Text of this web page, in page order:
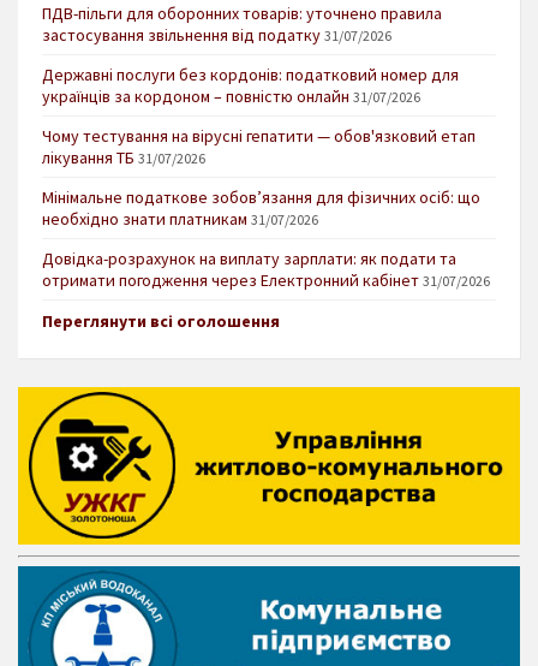
ПДВ-пільги для оборонних товарів: уточнено правила
застосування звільнення від податку 31/07/2026
Державні послуги без кордонів: податковий номер для
українців за кордоном – повністю онлайн 31/07/2026
Чому тестування на вірусні гепатити — обов'язковий етап
лікування ТБ 31/07/2026
Мінімальне податкове зобов’язання для фізичних осіб: що
необхідно знати платникам 31/07/2026
Довідка-розрахунок на виплату зарплати: як подати та
отримати погодження через Електронний кабінет 31/07/2026
Переглянути всі оголошення